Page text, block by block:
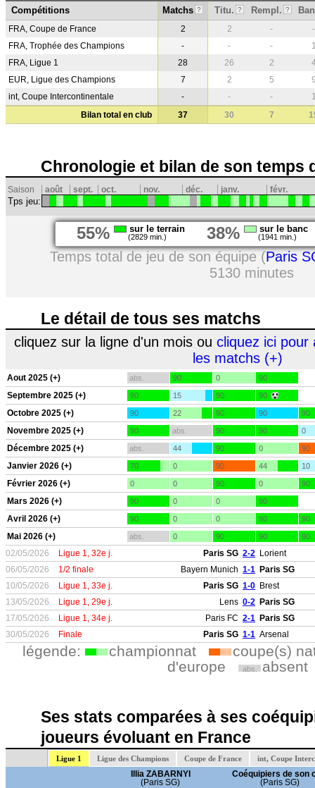
Compétitions Matchs ? Titu. ? Rempl. ?
FRA, Coupe de France 2 2 -
-
FRA, Trophée des Champions
- - -
FRA, Ligue 1
28 26 2
EUR, Ligue des Champions
7 2 5
int, Coupe Intercontinentale
- - -
Bilan total en club
37 30 7
Chronologie et bilan de son temps
Saison août sept. oct. nov. déc. janv. févr.
Tps jeu:
55% sur le terrain
(2829 min.) 38% sur le banc
(1941 min.)
Temps total de jeu de son équipe (Paris
5130 minutes
Le détail de tous ses matchs
cliquez sur la ligne d'un mois ou cliquez ici pour
les matchs (+)
Aout 2025 (+) abs. 90 0 90
Septembre 2025 (+) 90 15 90 90
Octobre 2025 (+) 90 22 90 90 90
Novembre 2025 (+) 90 abs. 90 90 0
Décembre 2025 (+) abs. 44 90 0 90
Janvier 2026 (+) 70 0 90 44 10
Février 2026 (+) 0 0 90 0 90
Mars 2026 (+) 90 0 0 90
Avril 2026 (+) 90 0 0 90 90
Mai 2026 (+) abs. 0 90 90 90
02/05/2026 Ligue 1, 32e j. Paris SG 2-2 Lorient
06/05/2026
1/2 finale Bayern Munich 1-1 Paris SG
10/05/2026
Ligue 1, 33e j. Paris SG 1-0 Brest
13/05/2026
Ligue 1, 29e j. Lens 0-2 Paris SG
17/05/2026
Ligue 1, 34e j. Paris FC 2-1 Paris SG
30/05/2026
Finale Paris SG 1-1 Arsenal
légende: championnat
coupe(s)
d'europe
abs. absent
Ses stats comparées à ses
joueurs évoluant en France
Ligue 1 Ligue des Champions Coupe de France int, Coupe
Illia ZABARNYI
(Paris SG)
Coéquipiers de son
(Paris SG)